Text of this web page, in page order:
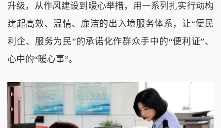
升级，从作风建设到暖心举措，用一系列扎实行动构
建起高效、温情、廉洁的出入境服务体系，让“便民
利企、服务为民”的承诺化作群众手中的“便利证”、
心中的“暖心事”。